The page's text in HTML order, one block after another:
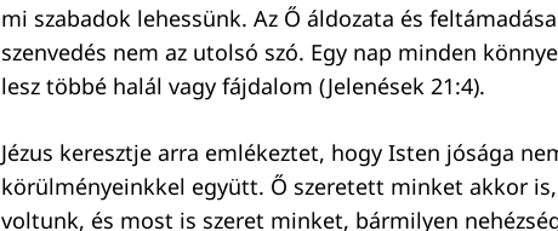
mi szabadok lehessünk. Az Ő áldozata és
szenvedés nem az utolsó szó. Egy nap minden
lesz többé halál vagy fájdalom (Jelenések 21:4).
Jézus keresztje arra emlékeztet, hogy Isten jósága
körülményeinkkel együtt. Ő szeretett minket akkor
voltunk, és most is szeret minket, bármilyen